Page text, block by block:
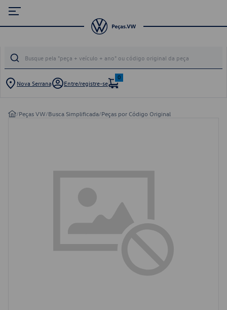
Nova Serrana Entre/registre-se
0
/Peças VW/Busca Simplificada/Peças por Código Original